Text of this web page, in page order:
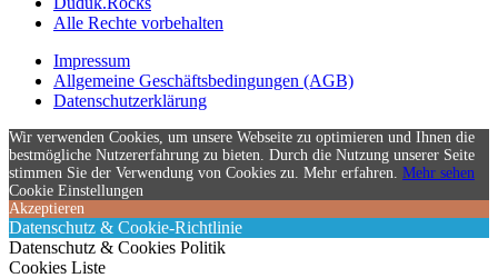
Alle Rechte vorbehalten
Impressum
Allgemeine Geschäftsbedingungen (AGB)
Datenschutzerklärung
Wir verwenden Cookies, um unsere Webseite zu optimieren und Ihnen die
bestmögliche Nutzererfahrung zu bieten. Durch die Nutzung unserer Seite
stimmen Sie der Verwendung von Cookies zu. Mehr erfahren. Mehr sehen
Cookie Einstellungen
Akzeptieren
Datenschutz & Cookie-Richtlinie
Datenschutz & Cookies Politik
Cookies Liste